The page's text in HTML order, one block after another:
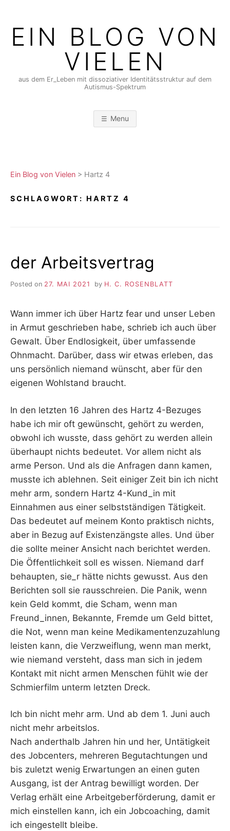
contentEIN BLOG VON
VIELEN
aus dem Er_Leben mit dissoziativer Identitätsstruktur auf dem
Autismus-Spektrum
Menu
Ein Blog von Vielen > Hartz 4
SCHLAGWORT: HARTZ 4
der Arbeitsvertrag
Posted on 27. MAI 2021 by H. C. ROSENBLATT
Wann immer ich über Hartz fear und unser Leben
in Armut geschrieben habe, schrieb ich auch über
Gewalt. Über Endlosigkeit, über umfassende
Ohnmacht. Darüber, dass wir etwas erleben, das
uns persönlich niemand wünscht, aber für den
eigenen Wohlstand braucht.
In den letzten 16 Jahren des Hartz 4-Bezuges
habe ich mir oft gewünscht, gehört zu werden,
obwohl ich wusste, dass gehört zu werden allein
überhaupt nichts bedeutet. Vor allem nicht als
arme Person. Und als die Anfragen dann kamen,
musste ich ablehnen. Seit einiger Zeit bin ich nicht
mehr arm, sondern Hartz 4-Kund_in mit
Einnahmen aus einer selbstständigen Tätigkeit.
Das bedeutet auf meinem Konto praktisch nichts,
aber in Bezug auf Existenzängste alles. Und über
die sollte meiner Ansicht nach berichtet werden.
Die Öffentlichkeit soll es wissen. Niemand darf
behaupten, sie_r hätte nichts gewusst. Aus den
Berichten soll sie rausschreien. Die Panik, wenn
kein Geld kommt, die Scham, wenn man
Freund_innen, Bekannte, Fremde um Geld bittet,
die Not, wenn man keine Medikamentenzuzahlung
leisten kann, die Verzweiflung, wenn man merkt,
wie niemand versteht, dass man sich in jedem
Kontakt mit nicht armen Menschen fühlt wie der
Schmierfilm unterm letzten Dreck.
Ich bin nicht mehr arm. Und ab dem 1. Juni auch
nicht mehr arbeitslos.
Nach anderthalb Jahren hin und her, Untätigkeit
des Jobcenters, mehreren Begutachtungen und
bis zuletzt wenig Erwartungen an einen guten
Ausgang, ist der Antrag bewilligt worden. Der
Verlag erhält eine Arbeitgeberförderung, damit er
mich einstellen kann, ich ein Jobcoaching, damit
ich eingestellt bleibe.